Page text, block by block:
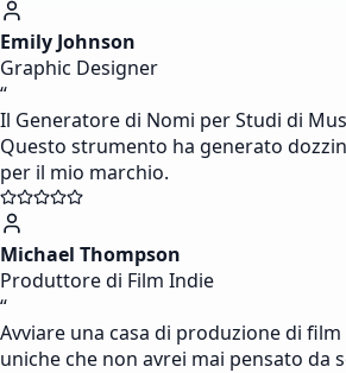
Emily Johnson
Graphic Designer
“
Il Generatore di Nomi per Studi di
Questo strumento ha generato
per il mio marchio.
Michael Thompson
Produttore di Film Indie
“
Avviare una casa di produzione di
uniche che non avrei mai pensato